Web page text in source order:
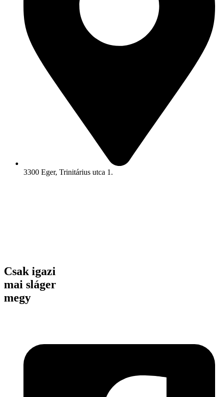
3300 Eger, Trinitárius utca 1.
Csak igazi
mai sláger
megy